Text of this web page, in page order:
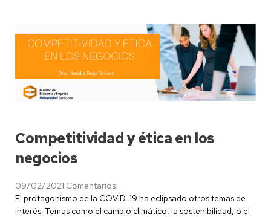
Competitividad y ética en los
negocios
09/02/2021 Comentarios:
El protagonismo de la COVID-19 ha eclipsado otros temas de
interés. Temas como el cambio climático, la sostenibilidad, o el